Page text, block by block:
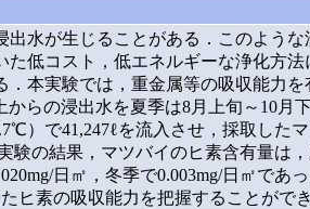
水が生じることがある．このような
低コスト，低エネルギーな浄化方
本実験では，重金属等の吸収能力を
らの浸出水を夏季は8月上旬～10月
）で41,247ℓを流入させ，採取した
の結果，マツバイのヒ素含有量は
日㎡，冬季で0.003mg/日㎡であ
ヒ素の吸収能力を把握することができ